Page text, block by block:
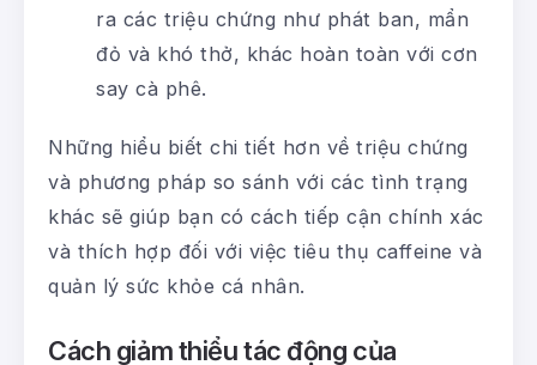
ra các triệu chứng như phát ban, mẩn
đỏ và khó thở, khác hoàn toàn với cơn
say cà phê.
Những hiểu biết chi tiết hơn về triệu chứng
và phương pháp so sánh với các tình trạng
khác sẽ giúp bạn có cách tiếp cận chính xác
và thích hợp đối với việc tiêu thụ caffeine và
quản lý sức khỏe cá nhân.
Cách giảm thiểu tác động của